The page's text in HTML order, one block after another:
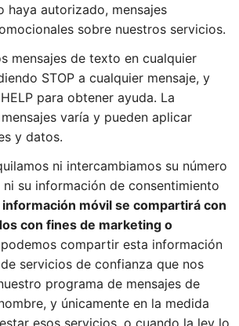
haya autorizado, mensajes
sobre nuestros servicios.
mensajes de texto en cualquier
STOP a cualquier mensaje, y
para obtener ayuda. La
varía y pueden aplicar
y datos.
ni intercambiamos su número
su información de consentimiento
información móvil se compartirá con
con fines de marketing o
compartir esta información
servicios de confianza que nos
programa de mensajes de
y únicamente en la medida
esos servicios, o cuando la ley lo